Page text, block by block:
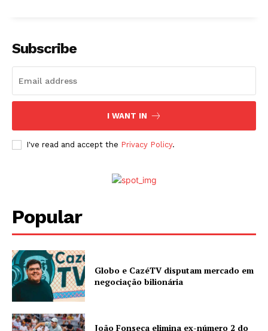
Subscribe
I WANT IN
I've read and accept the Privacy Policy.
Popular
Globo e CazéTV disputam mercado em
negociação bilionária
João Fonseca elimina ex-número 2 do